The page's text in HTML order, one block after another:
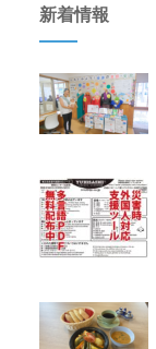
新着情報